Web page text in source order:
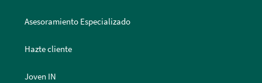
Asesoramiento Especializado
Hazte cliente
Joven IN